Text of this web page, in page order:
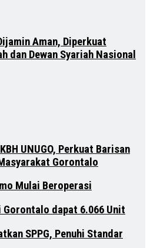
Aman, Diperkuat
dan Dewan Syariah Nasional
UNUGO, Perkuat Barisan
Gorontalo
Mulai Beroperasi
Gorontalo dapat 6.066 Unit
SPPG, Penuhi Standar